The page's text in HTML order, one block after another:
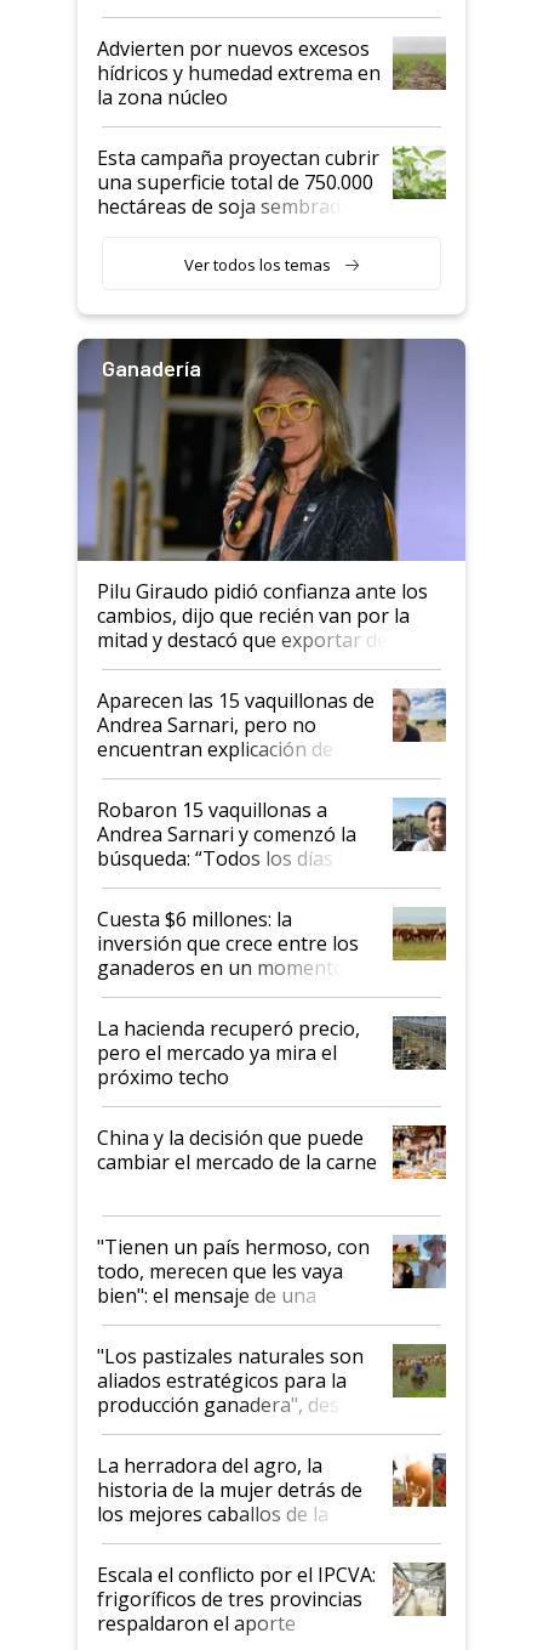
"Estoy muy impresionado"
Advierten por nuevos excesos
hídricos y humedad extrema en
la zona núcleo
Esta campaña proyectan cubrir
una superficie total de 750.000
hectáreas de soja sembradas
variedades que marcan un
salto tecnológico en genética y
Ver todos los temas
Ganadería
Pilu Giraudo pidió confianza ante los
cambios, dijo que recién van por la
mitad y destacó que exportar dejó de
ser "para unos pocos": "Tenemos un
mandato muy claro del gobierno
nacional"
Aparecen las 15 vaquillonas de
Andrea Sarnari, pero no
encuentran explicación de
cómo llegaron allí
Robaron 15 vaquillonas a
Andrea Sarnari y comenzó la
búsqueda: “Todos los días le
toca a algún productor”
Cuesta $6 millones: la
inversión que crece entre los
ganaderos en un momento
histórico para la actividad
La hacienda recuperó precio,
pero el mercado ya mira el
próximo techo
China y la decisión que puede
cambiar el mercado de la carne
"Tienen un país hermoso, con
todo, merecen que les vaya
bien": el mensaje de una
ganadera uruguaya sobre las
oportunidades que se abren
para el agro en Argentina, con
foco en la carne
"Los pastizales naturales son
aliados estratégicos para la
producción ganadera", destaca
la iniciativa que ya reúne a 46
establecimientos en Argentina
La herradora del agro, la
historia de la mujer detrás de
los mejores caballos de la
Argentina y los mitos que
todavía hacen sufrir a estos
animales: "Mientras me
descalificaban, yo seguí
haciendo currículum"
Escala el conflicto por el IPCVA:
frigoríficos de tres provincias
respaldaron el aporte